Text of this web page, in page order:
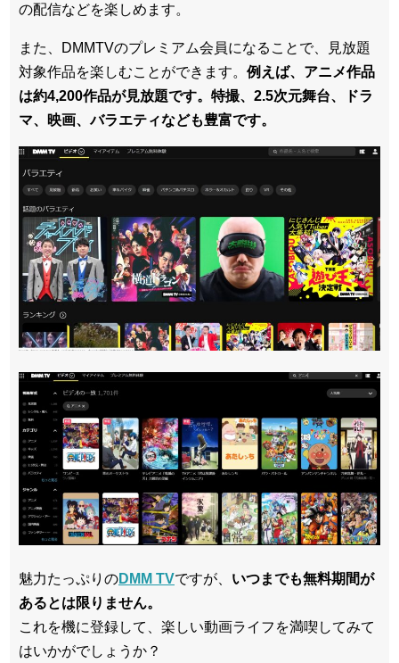
の配信などを楽しめます。
また、DMMTVのプレミアム会員になることで、見放題
対象作品を楽しむことができます。 例えば、アニメ作品
は約4,200作品が見放題です。特撮、2.5次元舞台、ドラ
マ、映画、バラエティなども豊富です。
魅力たっぷりのDMM TVですが、 いつまでも無料期間が
あるとは限りません。
これを機に登録して、楽しい動画ライフを満喫してみて
はいかがでしょうか？